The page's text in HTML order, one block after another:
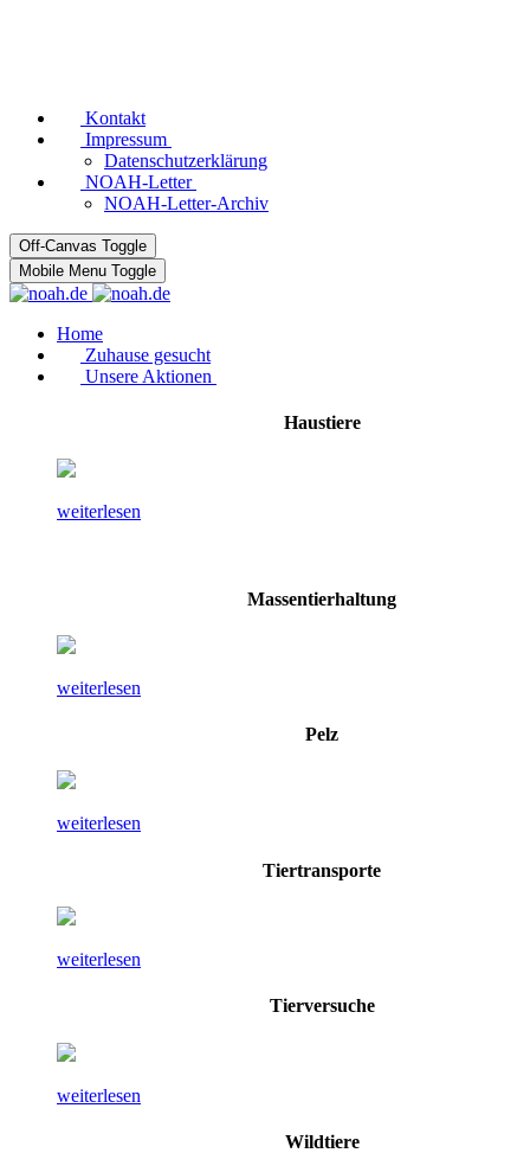
Kontakt
Impressum
Datenschutzerklärung
NOAH-Letter
NOAH-Letter-Archiv
Off-Canvas Toggle
Mobile Menu Toggle
Home
Zuhause gesucht
Unsere Aktionen
Haustiere
weiterlesen
Massentierhaltung
weiterlesen
Pelz
weiterlesen
Tiertransporte
weiterlesen
Tierversuche
weiterlesen
Wildtiere